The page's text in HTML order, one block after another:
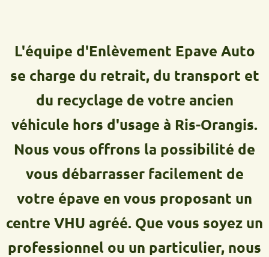
L'équipe d'Enlèvement Epave Auto
se charge du retrait, du transport et
du recyclage de votre ancien
véhicule hors d'usage à Ris-Orangis.
Nous vous offrons la possibilité de
vous débarrasser facilement de
votre épave en vous proposant un
centre VHU agréé. Que vous soyez un
professionnel ou un particulier, nous